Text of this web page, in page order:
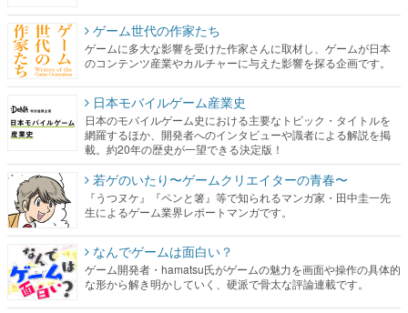
ゲーム世代の作家たち
ゲームに多大な影響を受けた作家さんに取材し、ゲームが日本
のコンテンツ産業やカルチャーに与えた影響を探る企画です。
日本モバイルゲーム産業史
日本のモバイルゲーム史における主要なトピック・タイトルを
網羅するほか、開発者へのインタビューや識者による解説を掲
載。約20年の歴史が一望できる決定版！
若ゲのいたり〜ゲームクリエイターの青春〜
『うつヌケ』『ペンと箸』等で知られるマンガ家・田中圭一先
生によるゲーム業界レポートマンガです。
なんでゲームは面白い？
ゲーム開発者・hamatsu氏がゲームの魅力を画面や操作の具体的
な形から解き明かしていく、硬派で骨太な評論連載です。